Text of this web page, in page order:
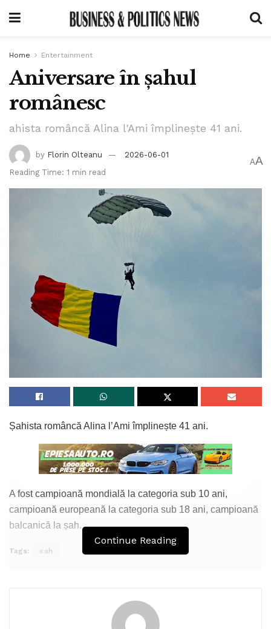
Home Entertainment
Aniversare în șahul
românesc
ahista româncă Alina l'Ami împlinește 41 ani.
by Florin Olteanu
2026-06-01
Reading Time: 1 min read
AA
Șahista româncă Alina l’Ami împlinește 41 ani.
A fost campioană mondială la categoria sub 10 ani,
campioană europeană la categoria sub 18 ani, campioană
balcanică la șah.
Continue Reading
Tags: sah